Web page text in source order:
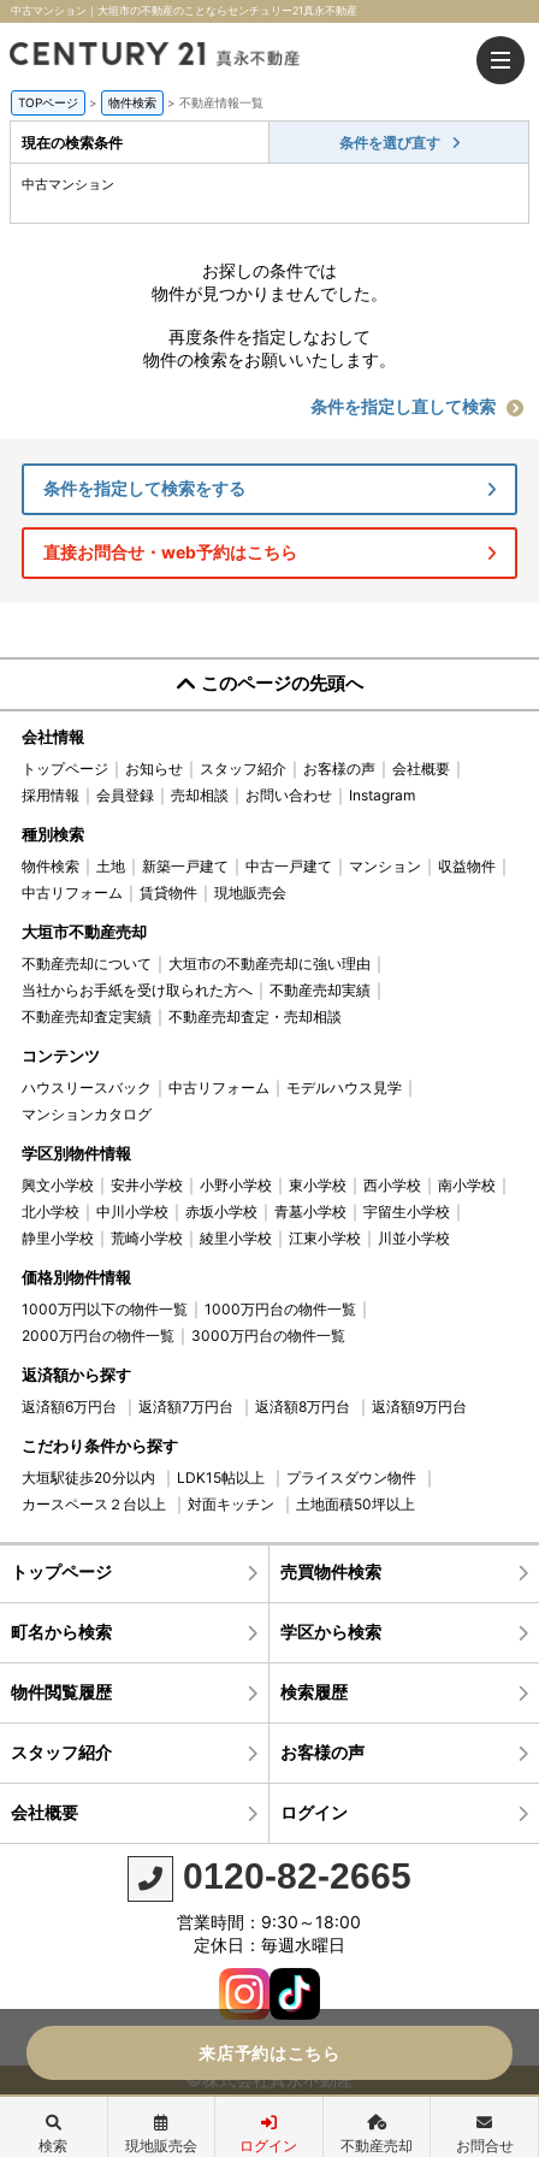
中古マンション｜大垣市の不動産のことならセンチュリー21真永不動産
TOPページ > 物件検索 > 不動産情報一覧
現在の検索条件 条件を選び直す
中古マンション
お探しの条件では
物件が見つかりませんでした。
再度条件を指定しなおして
物件の検索をお願いいたします。
条件を指定し直して検索
条件を指定して検索をする
直接お問合せ・web予約はこちら
このページの先頭へ
会社情報
トップページ お知らせ スタッフ紹介 お客様の声
会社概要
採用情報
会員登録 売却相談 お問い合わせ Instagram
種別検索
物件検索 土地 新築一戸建て 中古一戸建て マンション
収益物件
中古リフォーム
賃貸物件 現地販売会
大垣市不動産売却
不動産売却について
大垣市の不動産売却に強い理由
当社からお手紙を受け取られた方へ
不動産売却実績
不動産売却査定実績
不動産売却査定・売却相談
コンテンツ
ハウスリースバック 中古リフォーム
モデルハウス見学
マンションカタログ
学区別物件情報
興文小学校 安井小学校 小野小学校 東小学校 西小学校
南小学校
北小学校
中川小学校 赤坂小学校 青墓小学校
宇留生小学校
静里小学校
荒崎小学校 綾里小学校 江東小学校 川並小学校
価格別物件情報
1000万円以下の物件一覧
1000万円台の物件一覧
2000万円台の物件一覧
3000万円台の物件一覧
返済額から探す
返済額6万円台 返済額7万円台 返済額8万円台 返済額9万円台
こだわり条件から探す
大垣駅徒歩20分以内 LDK15帖以上
プライスダウン物件
カースペース２台以上
対面キッチン 土地面積50坪以上
トップページ 売買物件検索
町名から検索 学区から検索
物件閲覧履歴 検索履歴
スタッフ紹介 お客様の声
会社概要 ログイン
0120-82-2665
営業時間：9:30～18:00
定休日：毎週水曜日
©株式会社真永不動産
来店予約はこちら
検索 現地販売会 ログイン 不動産売却 お問合せ